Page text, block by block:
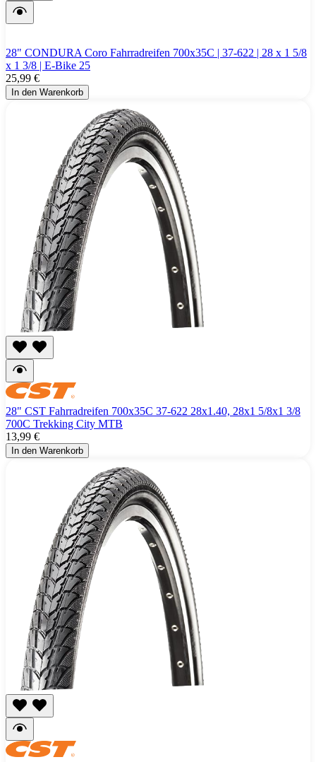
28" CONDURA Coro Fahrradreifen 700x35C | 37-622 | 28 x 1 5/8
x 1 3/8 | E-Bike 25
25,99 €
In den Warenkorb
28" CST Fahrradreifen 700x35C 37-622 28x1.40, 28x1 5/8x1 3/8
700C Trekking City MTB
13,99 €
In den Warenkorb